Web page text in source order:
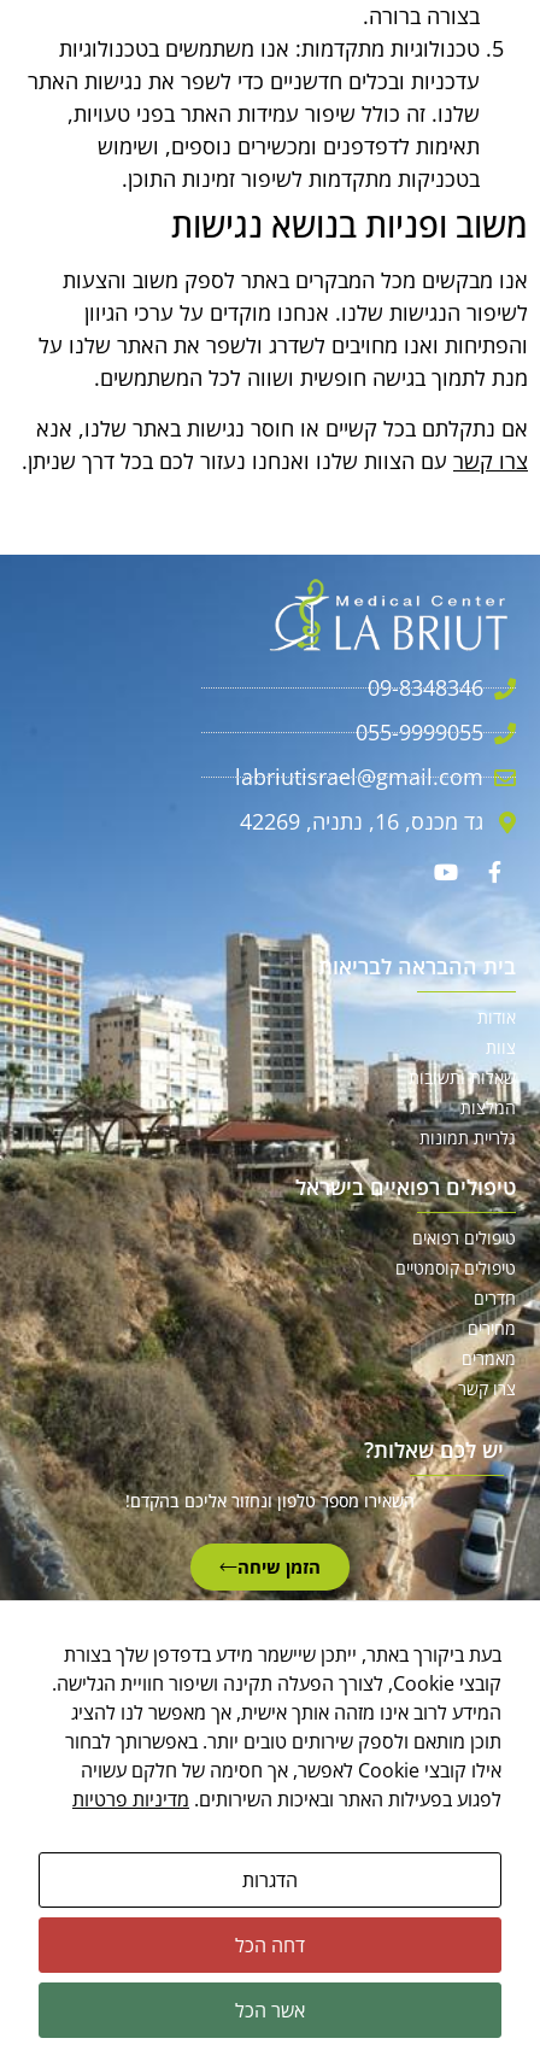
בצורה ברורה.
טכנולוגיות מתקדמות: אנו משתמשים בטכנולוגיות
עדכניות ובכלים חדשניים כדי לשפר את נגישות האתר
שלנו. זה כולל שיפור עמידות האתר בפני טעויות,
תאימות לדפדפנים ומכשירים נוספים, ושימוש
בטכניקות מתקדמות לשיפור זמינות התוכן.
משוב ופניות בנושא נגישות
אנו מבקשים מכל המבקרים באתר לספק משוב והצעות
לשיפור הנגישות שלנו. אנחנו מוקדים על ערכי הגיוון
והפתיחות ואנו מחויבים לשדרג ולשפר את האתר שלנו על
מנת לתמוך בגישה חופשית ושווה לכל המשתמשים.
אם נתקלתם בכל קשיים או חוסר נגישות באתר שלנו, אנא
צרו קשר עם הצוות שלנו ואנחנו נעזור לכם בכל דרך שניתן.
09-8348346
055-9999055
labriutisrael@gmail.com
גד מכנס, 16, נתניה, 42269
בית ההבראה לבריאות
אודות
צוות
שאלות ותשובות
המלצות
גלריית תמונות
טיפולים רפואיים בישראל
טיפולים רפואים
טיפולים קוסמטיים
חדרים
מחירים
מאמרים
צרו קשר
יש לכם שאלות?
השאירו מספר טלפון ונחזור אליכם בהקדם!
הזמן שיחה
מפת האתר מדיניות פרטיות הצהרת נגישות
2026 © All rights reserved
Powered by
Combar Digital
בעת ביקורך באתר, ייתכן שיישמר מידע בדפדפן שלך בצורת
קובצי Cookie, לצורך הפעלה תקינה ושיפור חוויית הגלישה.
המידע לרוב אינו מזהה אותך אישית, אך מאפשר לנו להציג
תוכן מותאם ולספק שירותים טובים יותר. באפשרותך לבחור
אילו קובצי Cookie לאפשר, אך חסימה של חלקם עשויה
לפגוע בפעילות האתר ובאיכות השירותים. מדיניות פרטיות
הדגרות
דחה הכל
אשר הכל
לראות תוכן
והצעות
מותאמות